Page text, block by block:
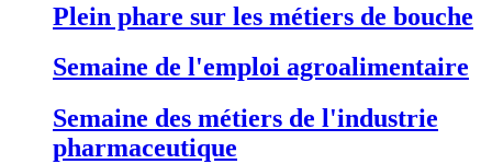
Plein phare sur les métiers de bouche
Semaine de l'emploi agroalimentaire
Semaine des métiers de l'industrie
pharmaceutique